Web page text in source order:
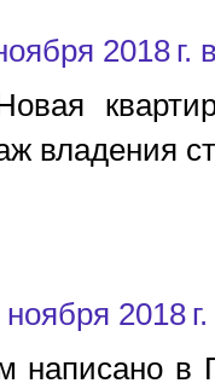
2018 г.
владения
ноября 2018
написано